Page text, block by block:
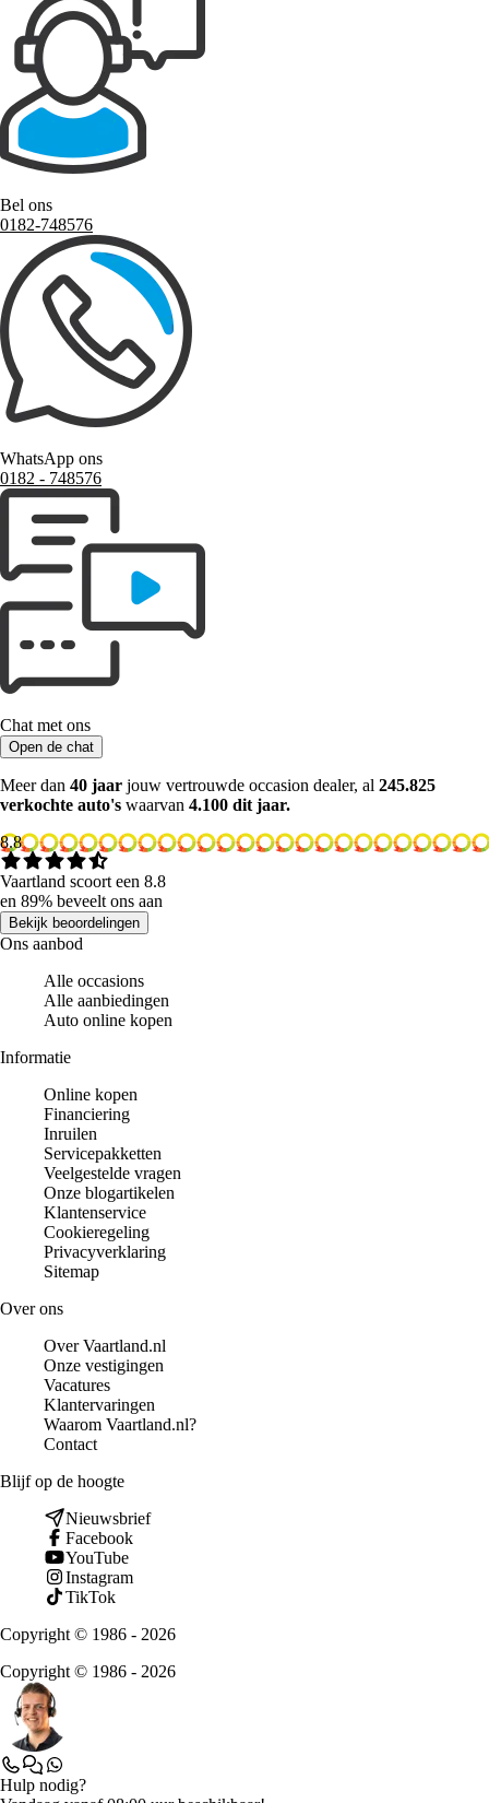
Bel ons
0182-748576
WhatsApp ons
0182 ‑ 748576
Chat met ons
Open de chat
Meer dan 40 jaar jouw vertrouwde occasion dealer, al 245.825
verkochte auto's waarvan 4.100 dit jaar.
8.8
Vaartland scoort een 8.8
en 89% beveelt ons aan
Bekijk beoordelingen
Ons aanbod
Alle occasions
Alle aanbiedingen
Auto online kopen
Informatie
Online kopen
Financiering
Inruilen
Servicepakketten
Veelgestelde vragen
Onze blogartikelen
Klantenservice
Cookieregeling
Privacyverklaring
Sitemap
Over ons
Over Vaartland.nl
Onze vestigingen
Vacatures
Klantervaringen
Waarom Vaartland.nl?
Contact
Blijf op de hoogte
Nieuwsbrief
Facebook
YouTube
Instagram
TikTok
Copyright © 1986 - 2026
Copyright © 1986 - 2026
Hulp nodig?